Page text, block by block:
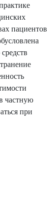
пациентов
частную
при